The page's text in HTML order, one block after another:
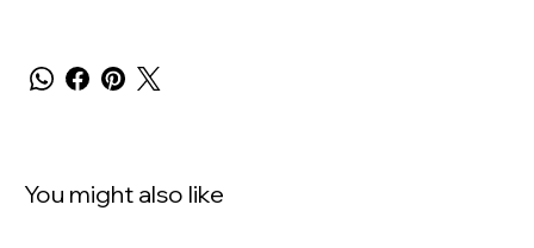
You might also like